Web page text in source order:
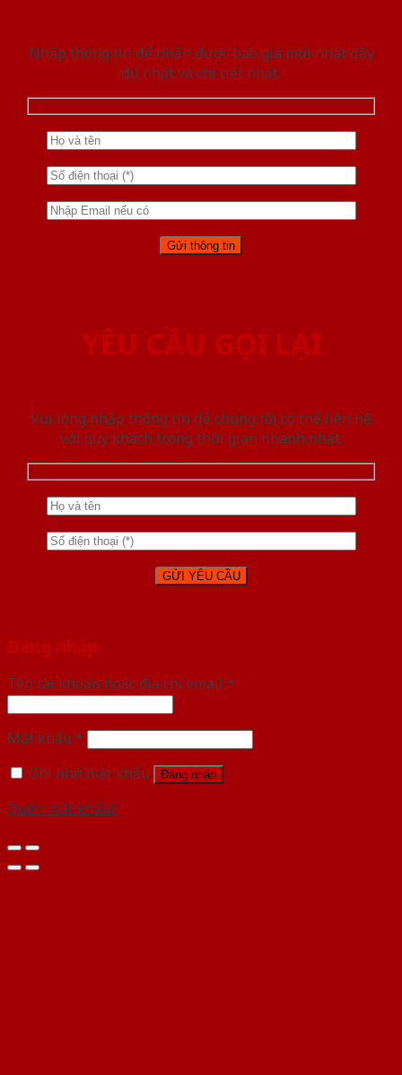
Nhập thông tin để nhận được báo giá mới nhât đầy
đủ nhất và chi tiết nhất.
YÊU CẦU GỌI LẠI
Vui lòng nhập thông tin để chúng tôi có thể liên hệ
với quý khách trong thời gian nhanh nhất.
Đăng nhập
Tên tài khoản hoặc địa chỉ email *
Mật khẩu *
Ghi nhớ mật khẩu
Đăng nhập
Quên mật khẩu?